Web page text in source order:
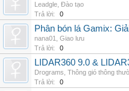
Leadgle Đào tạo
Trả lời:
0
Phân bón lá Gamix:
nana01
Giao lưu
Trả lời:
0
LIDAR360 9.0 &
Drograms Thông gió thông
Trả lời:
0